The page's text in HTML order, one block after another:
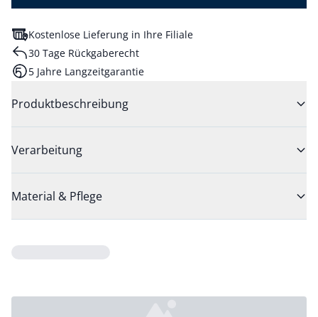
Kostenlose Lieferung in Ihre Filiale
30 Tage Rückgaberecht
5 Jahre Langzeitgarantie
Produktbeschreibung
Verarbeitung
Material & Pflege